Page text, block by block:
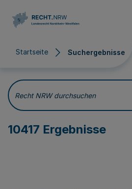
Startseite Suchergebnisse
Suchergebnisse
Recht NRW durchsuchen
10417 Ergebnisse